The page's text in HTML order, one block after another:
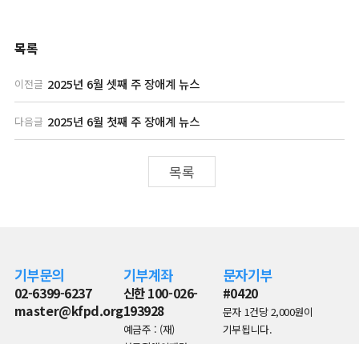
목록
이전글 2025년 6월 셋째 주 장애계 뉴스
다음글 2025년 6월 첫째 주 장애계 뉴스
목록
기부문의
02-6399-6237
master@kfpd.org
기부계좌
신한 100-026-
193928
예금주 : (재)
문자기부
#0420
문자 1건당 2,000원이
기부됩니다.